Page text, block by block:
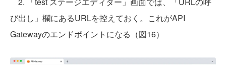
び出し」欄にあるURLを控えておく。これがAPI
Gatewayのエンドポイントになる（図16）